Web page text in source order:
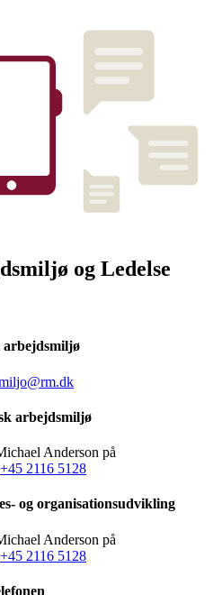
og Ledelse
arbejdsmiljø
arbejdsmiljø
Anderson på
+45 2116 5128
og organisationsudvikling
Anderson på
+45 2116 5128